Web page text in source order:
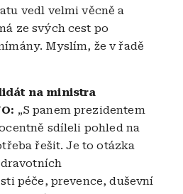
vedl velmi věcně a
ze svých cest po
Myslím, že v řadě
na ministra
„S panem prezidentem
sdíleli pohled na
řešit. Je to otázka
péče, prevence, duševní